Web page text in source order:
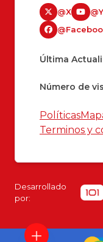
@X
Última
Número de
Políticas
Terminos y
Desarrollado
por: